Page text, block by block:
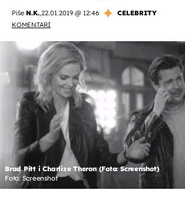
Piše N.K.,22.01.2019 @ 12:46
CELEBRITY
KOMENTARI
Brad Pitt i Charlize Theron (Foto: Screenshot)
Foto: Screenshot
OMOGUĆI OBAVIJESTI